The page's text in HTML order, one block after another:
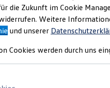
die Zukunft im Cookie
Weitere
und unserer
Cookies werden durch uns